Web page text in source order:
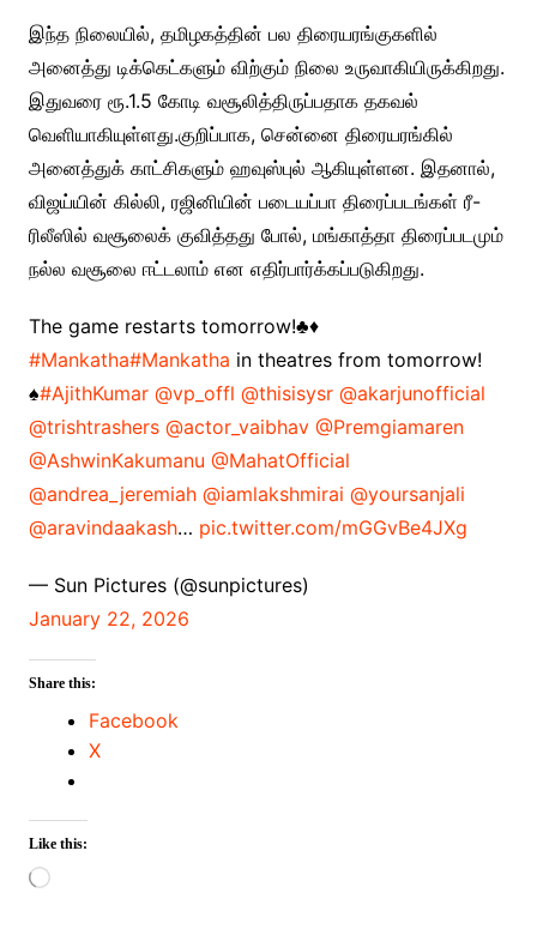
இந்த நிலையில், தமிழகத்தின் பல திரையரங்குகளில்
அனைத்து டிக்கெட்களும் விற்கும் நிலை உருவாகியிருக்கிறது.
இதுவரை ரூ.1.5 கோடி வசூலித்திருப்பதாக தகவல்
வெளியாகியுள்ளது.குறிப்பாக, சென்னை திரையரங்கில்
அனைத்துக் காட்சிகளும் ஹவுஸ்புல் ஆகியுள்ளன. இதனால்,
விஜய்யின் கில்லி, ரஜினியின் படையப்பா திரைப்படங்கள் ரீ-
ரிலீஸில் வசூலைக் குவித்தது போல், மங்காத்தா திரைப்படமும்
நல்ல வசூலை ஈட்டலாம் என எதிர்பார்க்கப்படுகிறது.
The game restarts tomorrow!♣️♦️
#Mankatha#Mankatha in theatres from tomorrow!
♠️#AjithKumar @vp_offl @thisisysr @akarjunofficial
@trishtrashers @actor_vaibhav @Premgiamaren
@AshwinKakumanu @MahatOfficial
@andrea_jeremiah @iamlakshmirai @yoursanjali
@aravindaakash… pic.twitter.com/mGGvBe4JXg
— Sun Pictures (@sunpictures)
January 22, 2026
Share this:
Facebook
X
Like this:
Loading…